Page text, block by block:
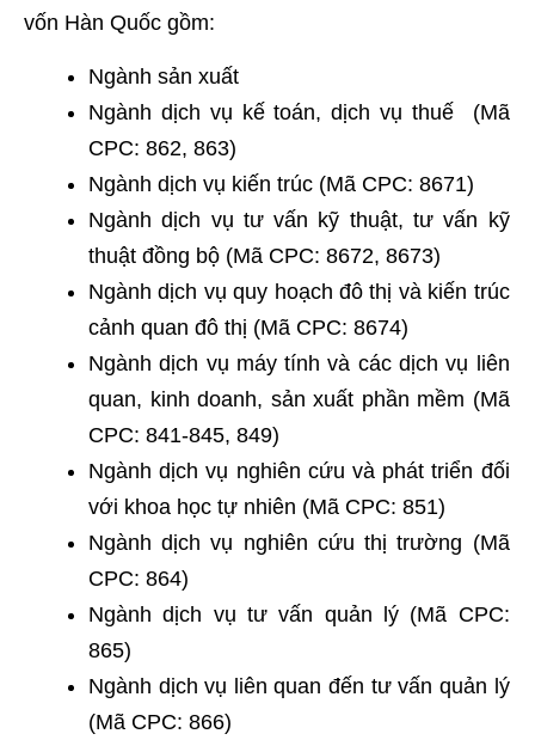
vốn Hàn Quốc gồm:
Ngành sản xuất
Ngành dịch vụ kế toán, dịch vụ thuế (Mã
CPC: 862, 863)
Ngành dịch vụ kiến trúc (Mã CPC: 8671)
Ngành dịch vụ tư vấn kỹ thuật, tư vấn kỹ
thuật đồng bộ (Mã CPC: 8672, 8673)
Ngành dịch vụ quy hoạch đô thị và kiến trúc
cảnh quan đô thị (Mã CPC: 8674)
Ngành dịch vụ máy tính và các dịch vụ liên
quan, kinh doanh, sản xuất phần mềm (Mã
CPC: 841-845, 849)
Ngành dịch vụ nghiên cứu và phát triển đối
với khoa học tự nhiên (Mã CPC: 851)
Ngành dịch vụ nghiên cứu thị trường (Mã
CPC: 864)
Ngành dịch vụ tư vấn quản lý (Mã CPC:
865)
Ngành dịch vụ liên quan đến tư vấn quản lý
(Mã CPC: 866)